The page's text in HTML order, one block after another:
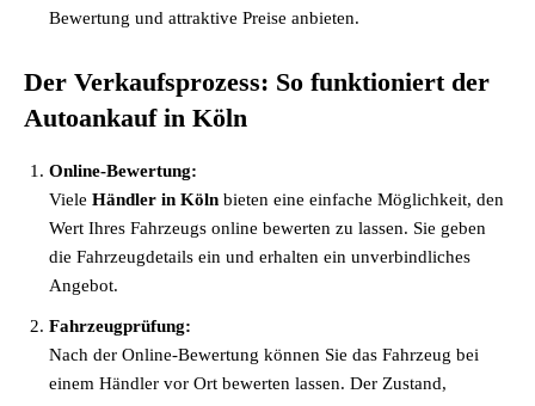
Bewertung und attraktive Preise anbieten.
Der Verkaufsprozess: So funktioniert der
Autoankauf in Köln
Online-Bewertung:
Viele Händler in Köln bieten eine einfache Möglichkeit, den
Wert Ihres Fahrzeugs online bewerten zu lassen. Sie geben
die Fahrzeugdetails ein und erhalten ein unverbindliches
Angebot.
Fahrzeugprüfung:
Nach der Online-Bewertung können Sie das Fahrzeug bei
einem Händler vor Ort bewerten lassen. Der Zustand,